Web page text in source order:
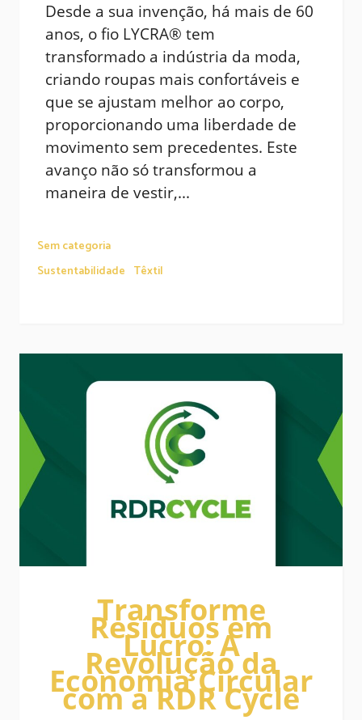
Desde a sua invenção, há mais de 60
anos, o fio LYCRA® tem
transformado a indústria da moda,
criando roupas mais confortáveis e
que se ajustam melhor ao corpo,
proporcionando uma liberdade de
movimento sem precedentes. Este
avanço não só transformou a
maneira de vestir,...
Sem categoria
Sustentabilidade Têxtil
Transforme
Resíduos em
Lucro: A
Revolução da
Economia Circular
com a RDR Cycle